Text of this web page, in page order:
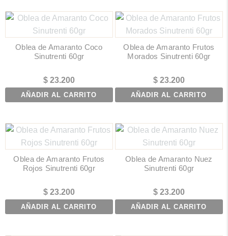
Oblea de Amaranto Coco
Sinutrenti 60gr
$23.200
AÑADIR AL CARRITO
Oblea de Amaranto Frutos
Morados Sinutrenti 60gr
$23.200
AÑADIR AL CARRITO
Oblea de Amaranto Frutos
Rojos Sinutrenti 60gr
$23.200
AÑADIR AL CARRITO
Oblea de Amaranto Nuez
Sinutrenti 60gr
$23.200
AÑADIR AL CARRITO